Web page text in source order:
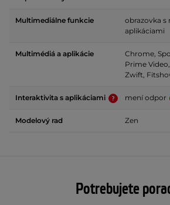
Multimediálne funkcie
obrazovka
aplikáciami
Multimédiá a aplikácie
Chrome,
Prime
Zwift,
Interaktivita s aplikáciami mení odpor
Modelový rad Zen
Potrebujete